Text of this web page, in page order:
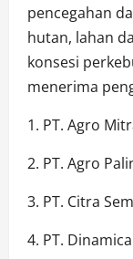
pencegahan
hutan, lahan
konsesi
menerima
1. PT. Agro
2. PT. Agro
3. PT. Citra
4. PT.